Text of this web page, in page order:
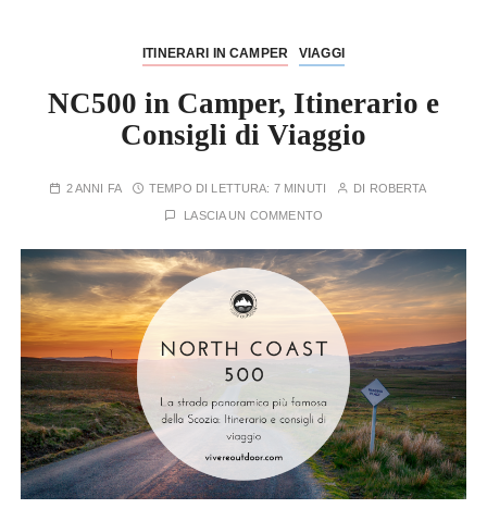
ITINERARI IN CAMPER VIAGGI
NC500 in Camper, Itinerario e
Consigli di Viaggio
2 ANNI FA TEMPO DI LETTURA: 7 MINUTI DI ROBERTA
LASCIA UN COMMENTO